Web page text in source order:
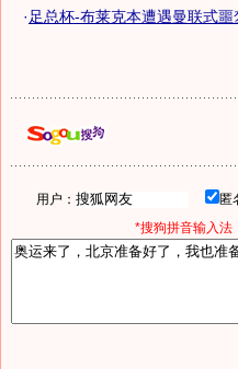
· 足总杯-布莱克本遭遇曼联式噩
用户：
*搜狗拼音输入法